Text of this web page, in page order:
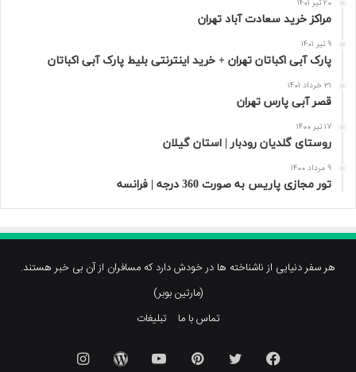
20 تیر 1401
مراکز خرید سعادت‌ آباد تهران
9 تیر 1401
پارک آبی اکباتان تهران + خرید اینترنتی بلیط پارک آبی اکباتان
31 خرداد 1401
قصر آبی پارس تهران
17 تیر 1400
روستای گلدیان رودبار | استان گیلان
9 مرداد 1400
تور مجازی پاریس به صورت 360 درجه | فرانسه
هر سفر دنیایی از ناشناخته ها در خودش دارد که مسافران از آن بی خبر هستند.
(مارتین بوبر)
تماس با ما
تبلیغات
فیسبوک توییترپینتریستیوتیوبوردپرساینستاگرام